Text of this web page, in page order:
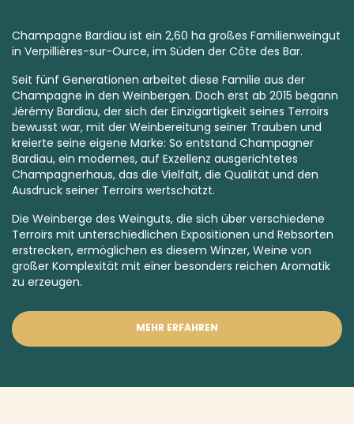
Champagne Bardiau ist ein 2,60 ha großes Familienweingut
in Verpillières-sur-Ource, im Süden der Côte des Bar.
Seit fünf Generationen arbeitet diese Familie aus der
Champagne in den Weinbergen. Doch erst ab 2015 begann
Jérémy Bardiau, der sich der Einzigartigkeit seines Terroirs
bewusst war, mit der Weinbereitung seiner Trauben und
kreierte seine eigene Marke: So entstand Champagner
Bardiau, ein modernes, auf Exzellenz ausgerichtetes
Champagnerhaus, das die Vielfalt, die Qualität und den
Ausdruck seiner Terroirs wertschätzt.
Die Weinberge des Weinguts, die sich über verschiedene
Terroirs mit unterschiedlichen Expositionen und Rebsorten
erstrecken, ermöglichen es diesem Winzer, Weine von
großer Komplexität mit einer besonders reichen Aromatik
zu erzeugen.
MEHR ERFAHREN